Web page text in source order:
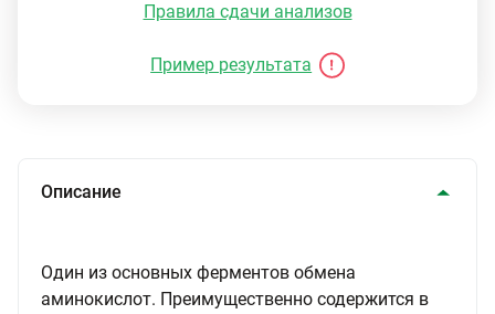
Правила сдачи анализов
Пример результата
Описание
Один из основных ферментов обмена
аминокислот. Преимущественно содержится в